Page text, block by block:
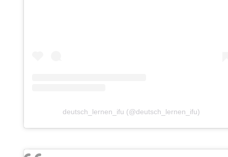
deutsch_lernen_ifu (@deutsch_lernen_ifu)